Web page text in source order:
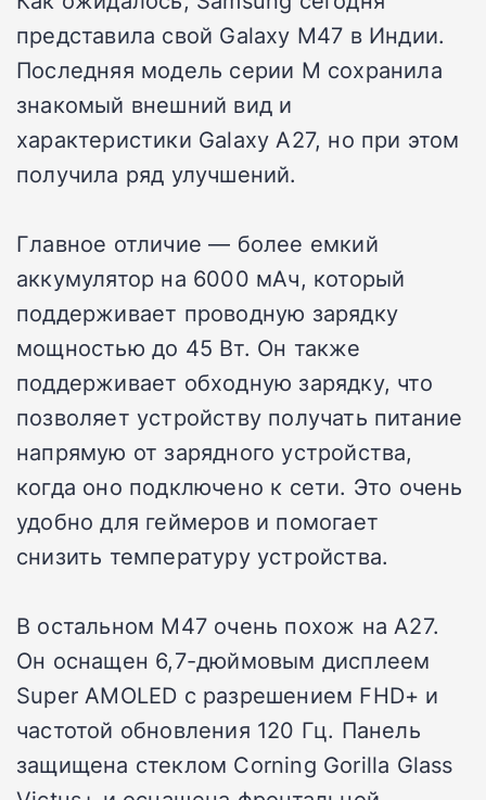
представила свой Galaxy M47 в Индии.
Последняя модель серии M сохранила
знакомый внешний вид и
характеристики Galaxy A27, но при этом
получила ряд улучшений.
Главное отличие — более емкий
аккумулятор на 6000 мАч, который
поддерживает проводную зарядку
мощностью до 45 Вт. Он также
поддерживает обходную зарядку, что
позволяет устройству получать питание
напрямую от зарядного устройства,
когда оно подключено к сети. Это очень
удобно для геймеров и помогает
снизить температуру устройства.
В остальном M47 очень похож на A27.
Он оснащен 6,7-дюймовым дисплеем
Super AMOLED с разрешением FHD+ и
частотой обновления 120 Гц. Панель
защищена стеклом Corning Gorilla Glass